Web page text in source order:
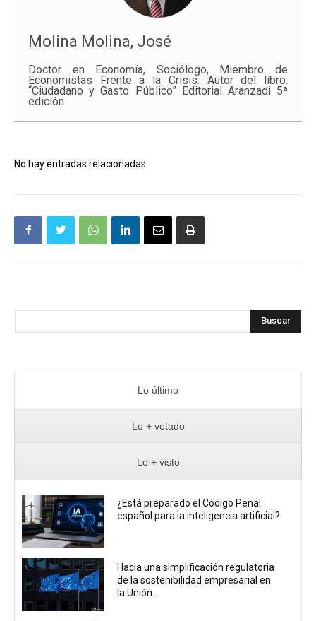
Molina Molina, José
Doctor en Economía, Sociólogo, Miembro de
Economistas Frente a la Crisis. Autor del libro:
“Ciudadano y Gasto Público” Editorial Aranzadi 5ª
edición
No hay entradas relacionadas
Buscar
Lo último
Lo + votado
Lo + visto
¿Está preparado el Código Penal
español para la inteligencia artificial?
Hacia una simplificación regulatoria
de la sostenibilidad empresarial en
la Unión...